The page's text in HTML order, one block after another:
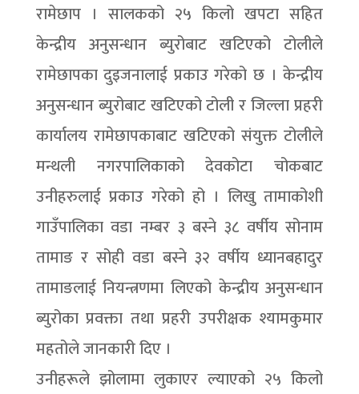
रामेछाप । सालकको २५ किलो खपटा सहित
केन्द्रीय अनुसन्धान ब्युरोबाट खटिएको टोलीले
रामेछापका दुइजनालाई प्रकाउ गरेको छ । केन्द्रीय
अनुसन्धान ब्युरोबाट खटिएको टोली र जिल्ला प्रहरी
कार्यालय रामेछापकाबाट खटिएको संयुक्त टोलीले
मन्थली नगरपालिकाको देवकोटा चोकबाट
उनीहरुलाई प्रकाउ गरेको हो । लिखु तामाकोशी
गाउँपालिका वडा नम्बर ३ बस्ने ३८ वर्षीय सोनाम
तामाङ र सोही वडा बस्ने ३२ वर्षीय ध्यानबहादुर
तामाङलाई नियन्त्रणमा लिएको केन्द्रीय अनुसन्धान
ब्युरोका प्रवक्ता तथा प्रहरी उपरीक्षक श्यामकुमार
महतोले जानकारी दिए ।
उनीहरूले झोलामा लुकाएर ल्याएको २५ किलो